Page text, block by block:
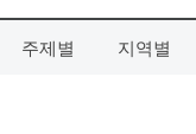
주제별 지역별